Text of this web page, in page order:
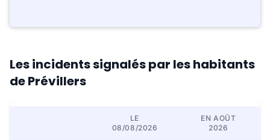
Les incidents signalés par les habitants
de Prévillers
LE
08/08/2026
EN AOÛT
2026